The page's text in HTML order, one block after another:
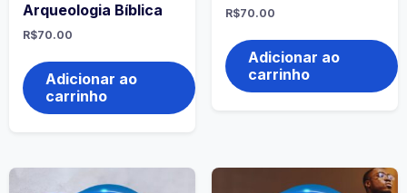
Arqueologia Bíblica
R$70.00
Adicionar ao
carrinho
R$70.00
Adicionar ao
carrinho